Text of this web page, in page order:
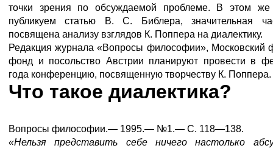
точки зрения по обсуждаемой проблеме. В этом
публикуем статью В. С. Библера, значительная
посвящена анализу взглядов К. Поппера на диалектику.
Редакция журнала «Вопросы философии», Московский
фонд и посольство Австрии планируют провести в
года конференцию, посвященную творчеству К. Поппера.
Что такое диалектика?
Вопросы философии.— 1995.— №1.— С. 118—138.
«Нельзя представить себе ничего настолько